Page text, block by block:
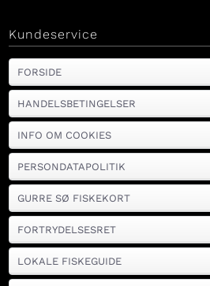
Kundeservice
FORSIDE
HANDELSBETINGELSER
INFO OM COOKIES
PERSONDATAPOLITIK
GURRE SØ FISKEKORT
FORTRYDELSESRET
LOKALE FISKEGUIDE